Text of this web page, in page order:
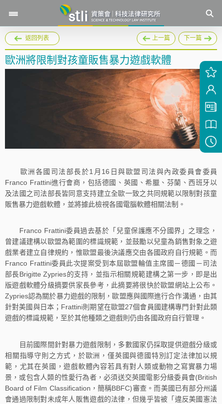
返回列表 上一篇 下一篇
歐洲將限制對孩童販售暴力遊戲軟體
歐洲各國司法部長於1月16日與歐盟司法與內政委員會委員
Franco Frattini進行會商，包括德國、英國、希臘、芬蘭、西班牙以
及法國之司法部長皆同意支持建立全歐一致之共同規範以限制對孩童
販售暴力遊戲軟體，並將據此檢視各國電腦軟體相關法制。
Franco Frattini委員過去基於「兒童保護應不分國界」之理念，
曾建議建構以歐盟為範圍的標識規範，並鼓勵以兒童為銷售對象之遊
戲業者建立自律規約，惟歐盟最後決議應交由各國政府自行規範。而
Franco Frattini委員此次提案受到本屆歐盟輪值主席國－德國－司法
部長Brigitte Zypries的支持，並指示相關規範建構之第一步，即是出
版遊戲軟體分級摘要供家長參考，此摘要將很快於歐盟網站上公布。
Zypries認為關於暴力遊戲的限制，歐盟應與國際進行合作溝通，由其
針對美國與日本；Frattini則期望在歐盟27個會員國建構專門針對此類
遊戲的標識規範，至於其他種類之遊戲則仍由各國政府自行管理。
目前國際間針對暴力遊戲限制，多數國家仍採取提供遊戲分級或
相關指導守則之方式，於歐洲，僅英國與德國特別訂定法律加以規
範，尤其在英國，遊戲軟體內容若具有對人類或動物之寫實暴力場
景，或包含人類的性愛行為者，必須送交英國電影分級委員會(British
Board of Film Classification，簡稱BBFC)審查。而美國已有部分州議
會通過限制對未成年人販售遊戲的法律，但幾乎皆被「違反美國憲法